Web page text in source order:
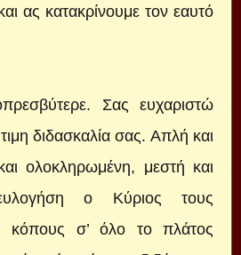
ας κατακρίνουμε τον εαυτό
Σας ευχαριστώ
διδασκαλία σας. Απλή και
ολοκληρωμένη, μεστή και
ο Κύριος τους
κόπους σ’ όλο το πλάτος